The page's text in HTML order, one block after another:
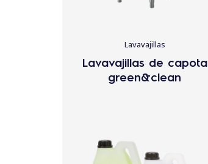
Lavavajillas
Lavavajillas de capota
green&clean